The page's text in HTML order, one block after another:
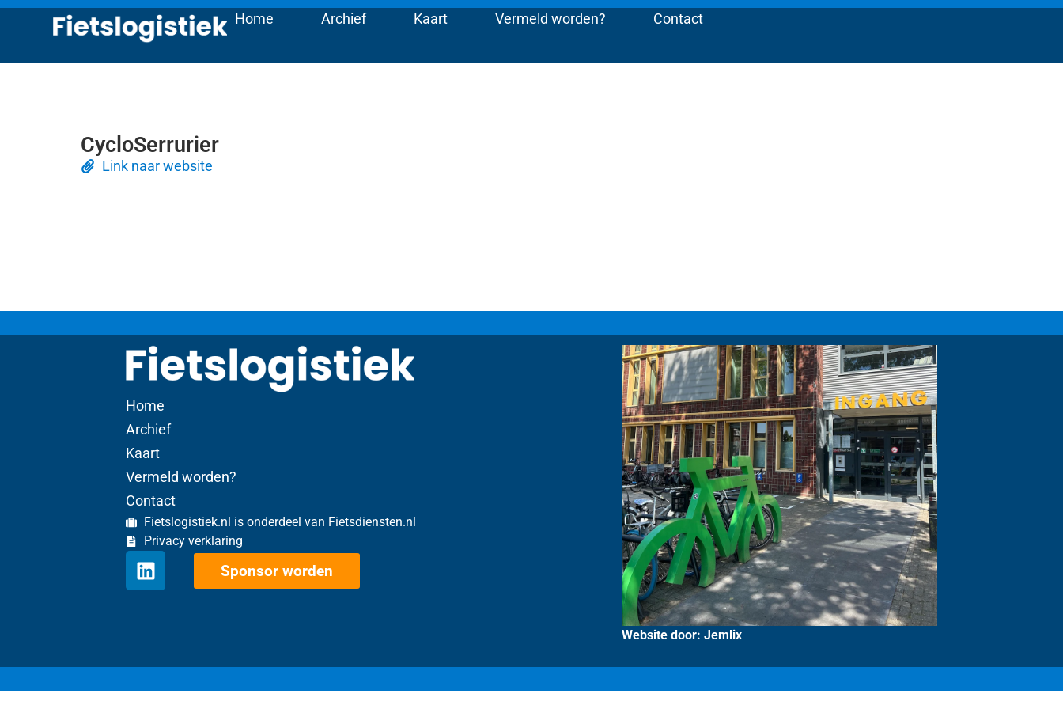
Home Archief Kaart Vermeld worden? Contact
CycloSerrurier
Link naar website
Home
Archief
Kaart
Vermeld worden?
Contact
Fietslogistiek.nl is onderdeel van Fietsdiensten.nl
Privacy verklaring
Sponsor worden
Website door: Jemlix